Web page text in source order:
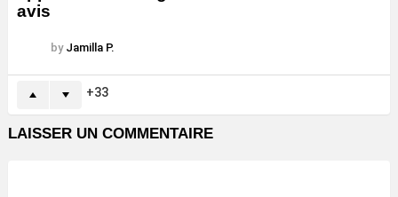
avis
by Jamilla P.
33
LAISSER UN COMMENTAIRE